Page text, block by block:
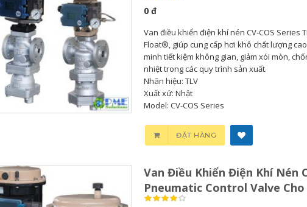
0 đ
Van điều khiển điện khí nén CV-COS Series
Float®, giúp cung cấp hơi khô chất lượng
minh tiết kiệm không gian, giảm xói mòn,
nhiệt trong các quy trình sản xuất.
Nhãn hiệu: TLV
Xuất xứ: Nhật
Model: CV-COS Series
ĐẶT HÀNG
Van Điều Khiển Điện Khí Nén
Pneumatic Control Valve
Bơm Thu Hồi Nước
Bơm Thu Hồi Nước
Ngưng Chân...
Van Giảm Áp Hơi TLV
COS Series...
0